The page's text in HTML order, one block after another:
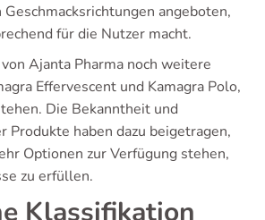
angeboten,
für die Nutzer macht.
Ajanta Pharma noch weitere
Effervescent und Kamagra Polo,
Die Bekanntheit und
Produkte haben dazu beigetragen,
Optionen zur Verfügung stehen,
zu erfüllen.
Klassifikation